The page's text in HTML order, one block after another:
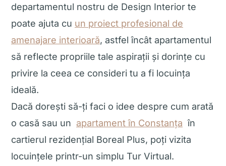
departamentul nostru de Design Interior te
poate ajuta cu un proiect profesional de
amenajare interioară, astfel încât apartamentul
să reflecte propriile tale aspirații și dorințe cu
privire la ceea ce consideri tu a fi locuința
ideală.
Dacă dorești să-ți faci o idee despre cum arată
o casă sau un apartament în Constanța în
cartierul rezidențial Boreal Plus, poți vizita
locuințele printr-un simplu Tur Virtual.